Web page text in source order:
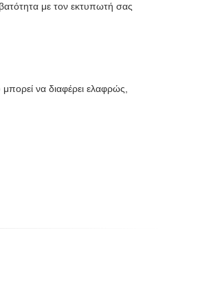
με τον εκτυπωτή σας
να διαφέρει ελαφρώς,